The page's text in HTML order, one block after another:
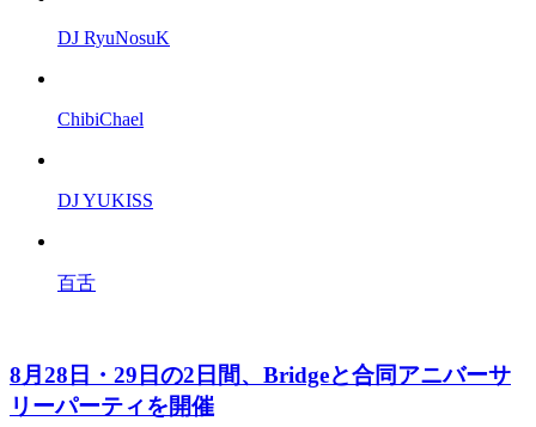
DJ RyuNosuK
ChibiChael
DJ YUKISS
百舌
8月28日・29日の2日間、Bridgeと合同アニバーサ
リーパーティを開催